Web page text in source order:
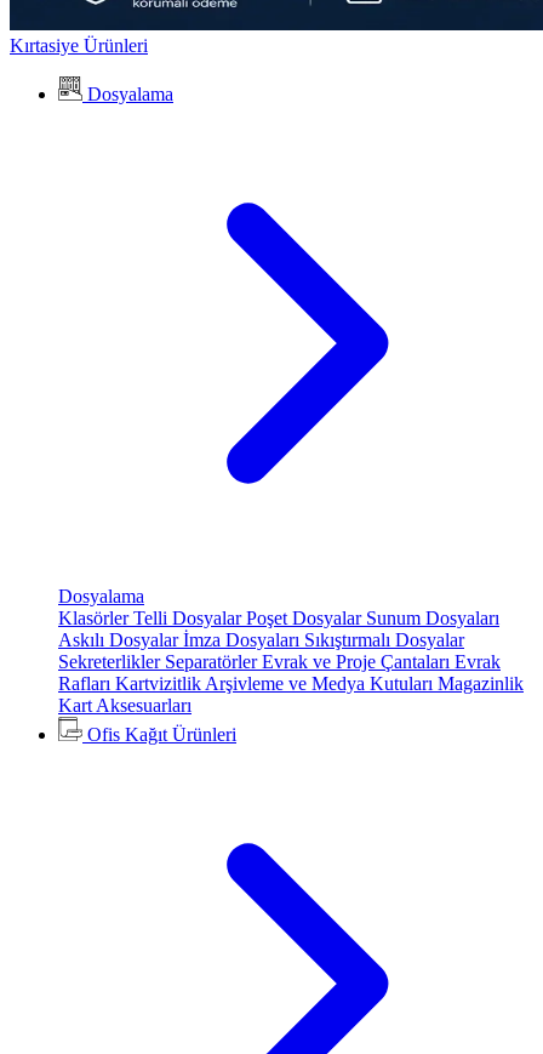
Kırtasiye Ürünleri
Dosyalama
Dosyalama
KlasörlerTelli DosyalarPoşet Dosyalar Sunum Dosyaları
Askılı Dosyalarİmza Dosyaları Sıkıştırmalı Dosyalar
Sekreterlikler SeparatörlerEvrak ve Proje Çantaları Evrak
Rafları Kartvizitlik Arşivleme ve Medya Kutuları Magazinlik
Kart Aksesuarları
Ofis Kağıt Ürünleri